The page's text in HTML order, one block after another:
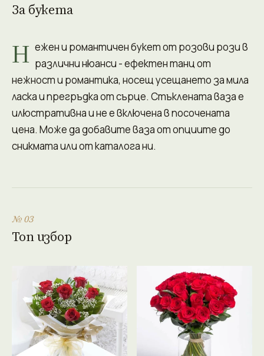
За букета
Н ежен и романтичен букет от розови рози в
различни нюанси - ефектен танц от
нежност и романтика, носещ усещането за мила
ласка и прегръдка от сърце. Стъклената ваза е
илюстративна и не е включена в посочената
цена. Може да добавите ваза от опциите до
сникмата или от каталога ни.
№ 03
Топ избор